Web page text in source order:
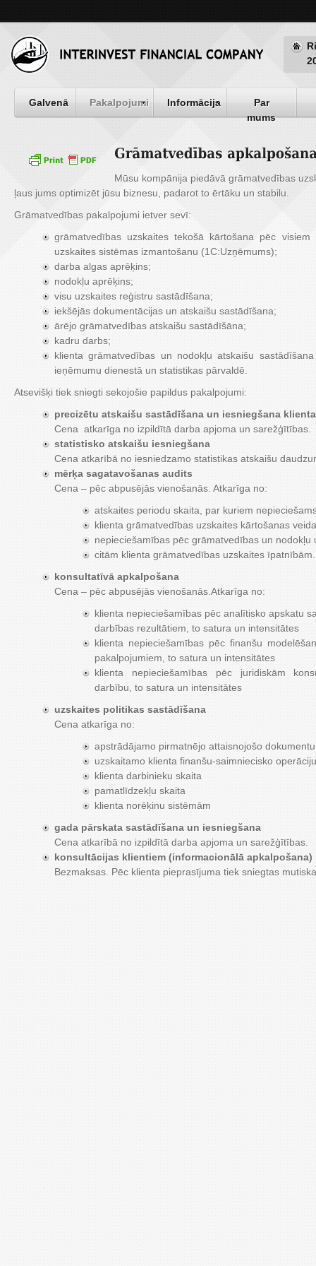
Galvenā Pakalpojumi Informācija
Par
mums
Mūsu kompānija piedāvā grāmatvedības
ļaus jums optimizēt jūsu biznesu, padarot to ērtāku un stabilu.
Grāmatvedības pakalpojumi ietver sevī:
grāmatvedības uzskaites tekošā kārtošana pēc
uzskaites sistēmas izmantošanu (1C:Uzņēmums);
darba algas aprēķins;
nodokļu aprēķins;
visu uzskaites reģistru sastādīšana;
iekšējās dokumentācijas un atskaišu sastādīšana;
ārējo grāmatvedības atskaišu sastādīšāna;
kadru darbs;
klienta grāmatvedības un nodokļu atskaišu
ieņēmumu dienestā un statistikas pārvaldē.
Atsevišķi tiek sniegti sekojošie papildus pakalpojumi:
precizētu atskaišu sastādīšana un iesniegšana
Cena atkarīga no izpildītā darba apjoma un sarežģītības.
statistisko atskaišu iesniegšana
Cena atkarībā no iesniedzamo statistikas atskaišu
mērķa sagatavošanas audits
Cena – pēc abpusējās vienošanās. Atkarīga no:
atskaites periodu skaita, par kuriem
klienta grāmatvedības uzskaites kārtošanas
nepieciešamības pēc grāmatvedības un nodokļu
citām klienta grāmatvedības uzskaites īpatnībām.
konsultatīvā apkalpošana
Cena – pēc abpusējās vienošanās.Atkarīga no:
klienta nepieciešamības pēc analītisko apskatu
darbības rezultātiem, to satura un intensitātes
klienta nepieciešamības pēc finanšu
pakalpojumiem, to satura un intensitātes
klienta nepieciešamības pēc juridiskām
darbību, to satura un intensitātes
uzskaites politikas sastādīšana
Cena atkarīga no:
apstrādājamo pirmatnējo attaisnojošo
uzskaitamo klienta finanšu-saimniecisko
klienta darbinieku skaita
pamatlīdzekļu skaita
klienta norēķinu sistēmām
gada pārskata sastādīšana un iesniegšana
Cena atkarībā no izpildītā darba apjoma un sarežģītības.
konsultācijas klientiem (informacionālā apkalpošana)
Bezmaksas. Pēc klienta pieprasījuma tiek sniegtas